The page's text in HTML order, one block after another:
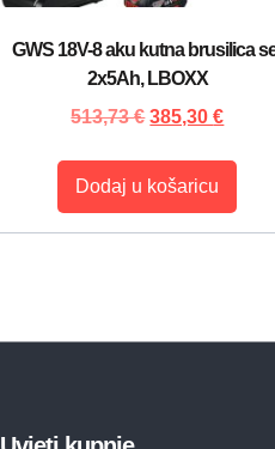
GWS 18V-8 aku kutna brusilica
2x5Ah, LBOXX
513,73€ 385,30€
Dodaj u košaricu